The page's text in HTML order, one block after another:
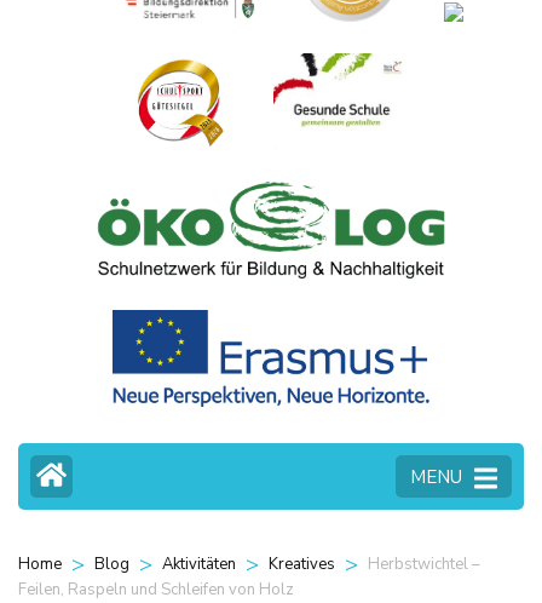
MENU
Home > Blog > Aktivitäten > Kreatives > Herbstwichtel –
Feilen, Raspeln und Schleifen von Holz